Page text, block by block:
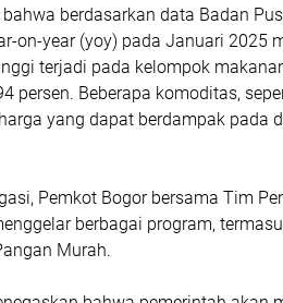
berdasarkan data Badan
on-year (yoy) pada Januari 2025
terjadi pada kelompok
persen. Beberapa komoditas,
yang dapat berdampak pada
Pemkot Bogor bersama Tim
berbagai program,
Murah.